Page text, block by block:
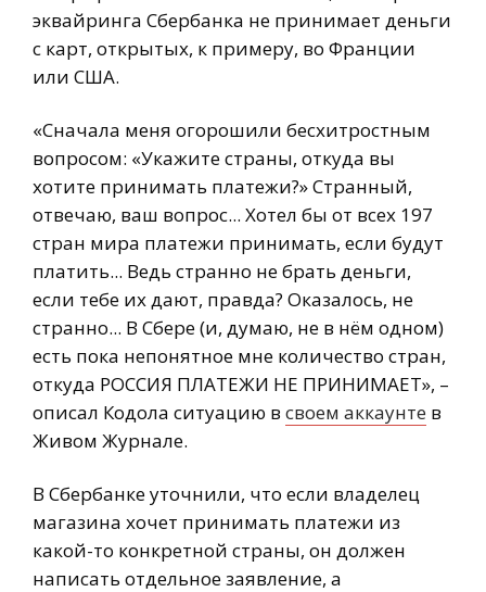
эквайринга Сбербанка не принимает деньги
с карт, открытых, к примеру, во Франции
или США.
«Сначала меня огорошили бесхитростным
вопросом: «Укажите страны, откуда вы
хотите принимать платежи?» Странный,
отвечаю, ваш вопрос... Хотел бы от всех 197
стран мира платежи принимать, если будут
платить... Ведь странно не брать деньги,
если тебе их дают, правда? Оказалось, не
странно... В Сбере (и, думаю, не в нём одном)
есть пока непонятное мне количество стран,
откуда РОССИЯ ПЛАТЕЖИ НЕ ПРИНИМАЕТ», –
описал Кодола ситуацию в своем аккаунте в
Живом Журнале.
В Сбербанке уточнили, что если владелец
магазина хочет принимать платежи из
какой-то конкретной страны, он должен
написать отдельное заявление, а